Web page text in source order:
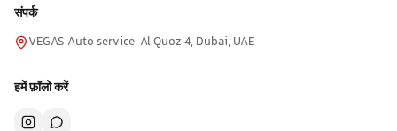
संपर्क
VEGAS Auto service, Al Quoz 4, Dubai, UAE
हमें फ़ॉलो करें